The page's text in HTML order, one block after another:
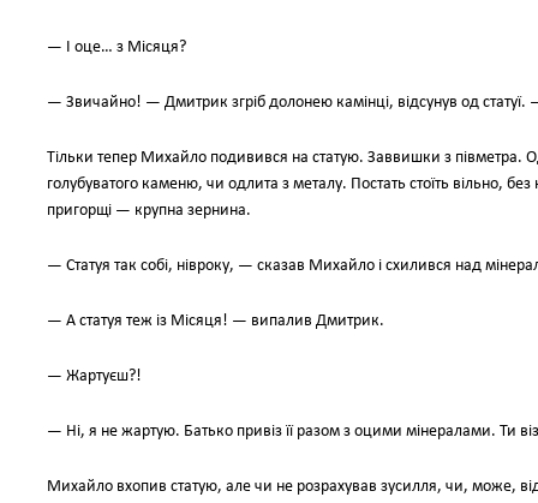
— І оце… з Місяця?
— Звичайно! — Дмитрик згріб долонею камінці, відсунув од
Тільки тепер Михайло подивився на статую. Заввишки з півметра.
голубуватого каменю, чи одлита з металу. Постать стоїть вільно,
пригорщі — крупна зернина.
— Статуя так собі, нівроку, — сказав Михайло і схилився над
— А статуя теж із Місяця! — випалив Дмитрик.
— Жартуєш?!
— Ні, я не жартую. Батько привіз її разом з оцими мінералами. Ти
Михайло вхопив статую, але чи не розрахував зусилля, чи, може,